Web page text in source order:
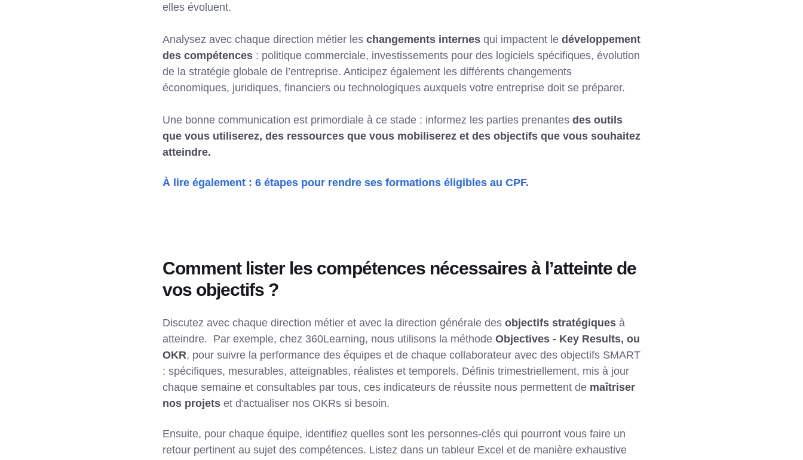
elles évoluent.
Analysez avec chaque direction métier les changements internes qui impactent le développement
des compétences : politique commerciale, investissements pour des logiciels spécifiques, évolution
de la stratégie globale de l’entreprise. Anticipez également les différents changements
économiques, juridiques, financiers ou technologiques auxquels votre entreprise doit se préparer.
Une bonne communication est primordiale à ce stade : informez les parties prenantes des outils
que vous utiliserez, des ressources que vous mobiliserez et des objectifs que vous souhaitez
atteindre.
À lire également : 6 étapes pour rendre ses formations éligibles au CPF.
Comment lister les compétences nécessaires à l’atteinte de
vos objectifs ?
Discutez avec chaque direction métier et avec la direction générale des objectifs stratégiques à
atteindre. Par exemple, chez 360Learning, nous utilisons la méthode Objectives - Key Results, ou
OKR, pour suivre la performance des équipes et de chaque collaborateur avec des objectifs SMART
: spécifiques, mesurables, atteignables, réalistes et temporels. Définis trimestriellement, mis à jour
chaque semaine et consultables par tous, ces indicateurs de réussite nous permettent de maîtriser
nos projets et d'actualiser nos OKRs si besoin.
Ensuite, pour chaque équipe, identifiez quelles sont les personnes-clés qui pourront vous faire un
retour pertinent au sujet des compétences. Listez dans un tableur Excel et de manière exhaustive